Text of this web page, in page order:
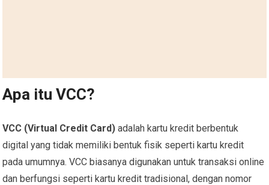
Apa itu VCC?
VCC (Virtual Credit Card) adalah kartu kredit berbentuk
digital yang tidak memiliki bentuk fisik seperti kartu kredit
pada umumnya. VCC biasanya digunakan untuk transaksi online
dan berfungsi seperti kartu kredit tradisional, dengan nomor